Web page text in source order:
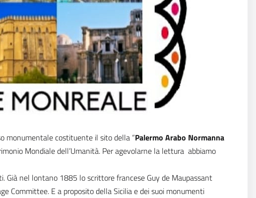
monumentale costituente il sito della “Palermo Arabo Normanna
Mondiale dell’Umanità. Per agevolarne la lettura abbiamo
Già nel lontano 1885 lo scrittore francese Guy de Maupassant
Committee. E a proposito della Sicilia e dei suoi monumenti